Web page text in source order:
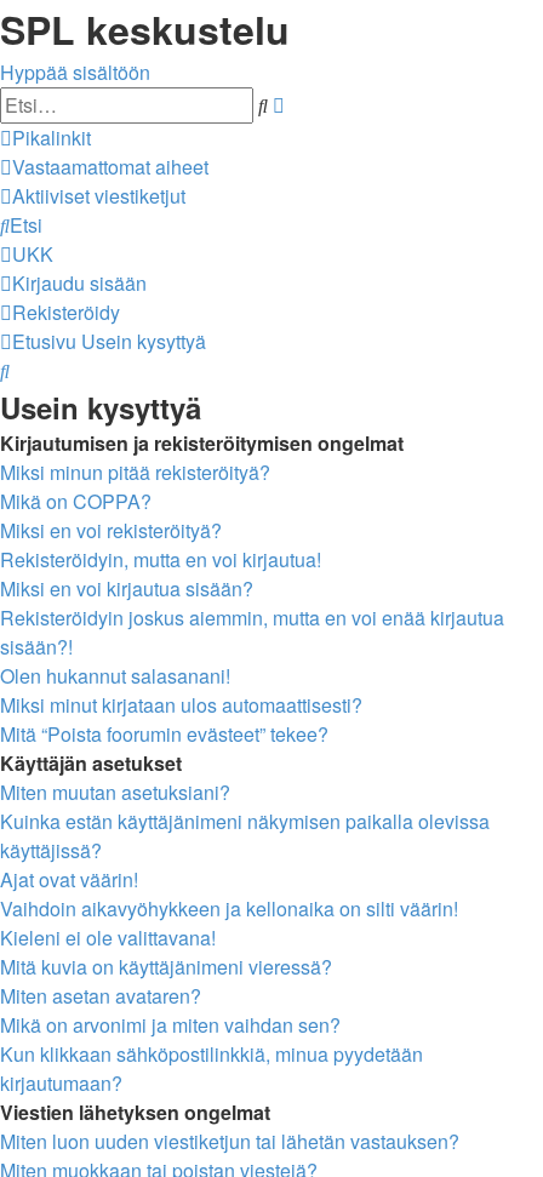
SPL keskustelu
Hyppää sisältöön
Etsi
Pikalinkit
Vastaamattomat aiheet
Aktiiviset viestiketjut
Etsi
UKK
Kirjaudu sisään
Rekisteröidy
Etusivu Usein kysyttyä
Etsi
Usein kysyttyä
Kirjautumisen ja rekisteröitymisen ongelmat
Miksi minun pitää rekisteröityä?
Mikä on COPPA?
Miksi en voi rekisteröityä?
Rekisteröidyin, mutta en voi kirjautua!
Miksi en voi kirjautua sisään?
Rekisteröidyin joskus aiemmin, mutta en voi enää kirjautua
sisään?!
Olen hukannut salasanani!
Miksi minut kirjataan ulos automaattisesti?
Mitä “Poista foorumin evästeet” tekee?
Käyttäjän asetukset
Miten muutan asetuksiani?
Kuinka estän käyttäjänimeni näkymisen paikalla olevissa
käyttäjissä?
Ajat ovat väärin!
Vaihdoin aikavyöhykkeen ja kellonaika on silti väärin!
Kieleni ei ole valittavana!
Mitä kuvia on käyttäjänimeni vieressä?
Miten asetan avataren?
Mikä on arvonimi ja miten vaihdan sen?
Kun klikkaan sähköpostilinkkiä, minua pyydetään
kirjautumaan?
Viestien lähetyksen ongelmat
Miten luon uuden viestiketjun tai lähetän vastauksen?
Miten muokkaan tai poistan viestejä?